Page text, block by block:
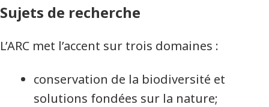
Sujets de recherche
L’ARC met l’accent sur trois domaines :
conservation de la biodiversité et
solutions fondées sur la nature;